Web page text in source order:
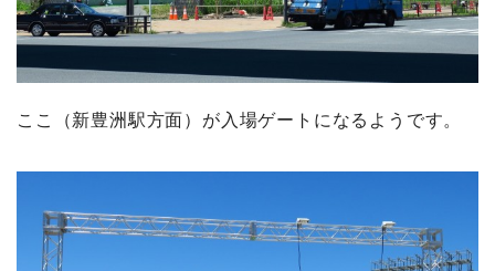
ここ（新豊洲駅方面）が入場ゲートになるようです。